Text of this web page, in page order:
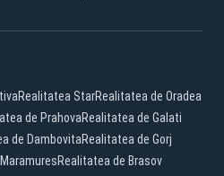
Realitatea StarRealitatea de Oradea
de PrahovaRealitatea de Galati
de DambovitaRealitatea de Gorj
Realitatea de Brasov